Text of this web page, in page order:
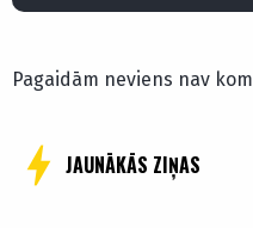
Pagaidām neviens nav
JAUNĀKĀS ZIŅAS